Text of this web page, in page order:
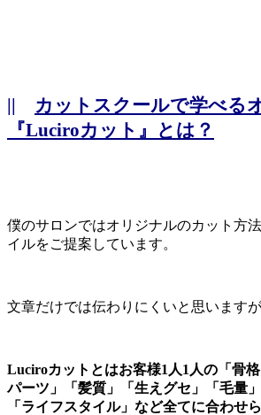
|| カットスクールで学べる
『Luciroカット』とは？
僕のサロンではオリジナルのカット方
イルをご提案しています。
文章だけでは伝わりにくいと思いますが
Luciroカットとはお客様1人1人の「骨
パーツ」「髪質」「生えグセ」「毛量
「ライフスタイル」など全てに合わせ